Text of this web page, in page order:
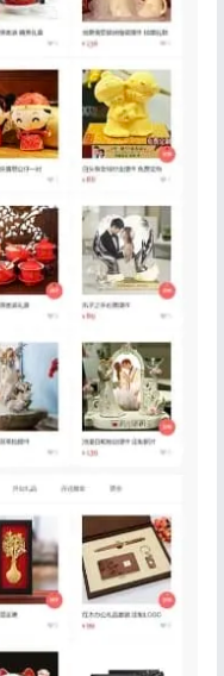
忘记密码?
隐私政策